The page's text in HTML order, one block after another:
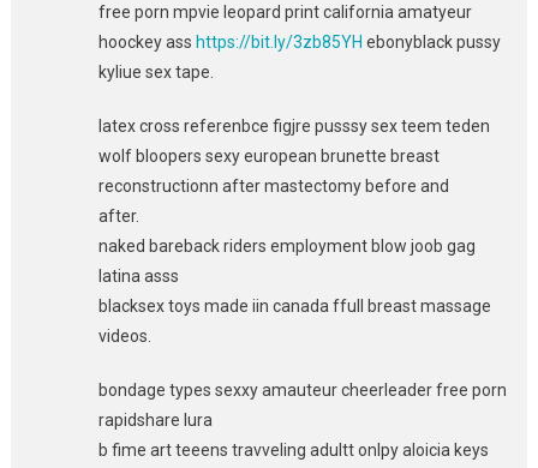
free porn mpvie leopard print california amatyeur
hoockey ass https://bit.ly/3zb85YH ebonyblack pussy
kyliue sex tape.
latex cross referenbce figjre pusssy sex teem teden
wolf bloopers sexy european brunette breast
reconstructionn after mastectomy before and
after.
naked bareback riders employment blow joob gag
latina asss
blacksex toys made iin canada ffull breast massage
videos.
bondage types sexxy amauteur cheerleader free porn
rapidshare lura
b fime art teeens travveling adultt onlpy aloicia keys